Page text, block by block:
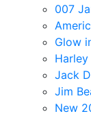
007
Glow
Jack
Jim
New